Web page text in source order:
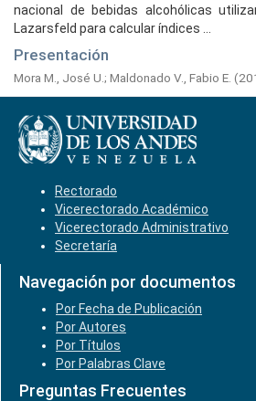
nacional de bebidas alcohólicas
Lazarsfeld para calcular índices ...
Presentación
Mora M., José U. ; Maldonado V., Fabio E. (
Rectorado
Vicerectorado Académico
Vicerectorado Administrativo
Secretaría
Navegación por documentos
Por Fecha de Publicación
Por Autores
Por Títulos
Por Palabras Clave
Preguntas Frecuentes